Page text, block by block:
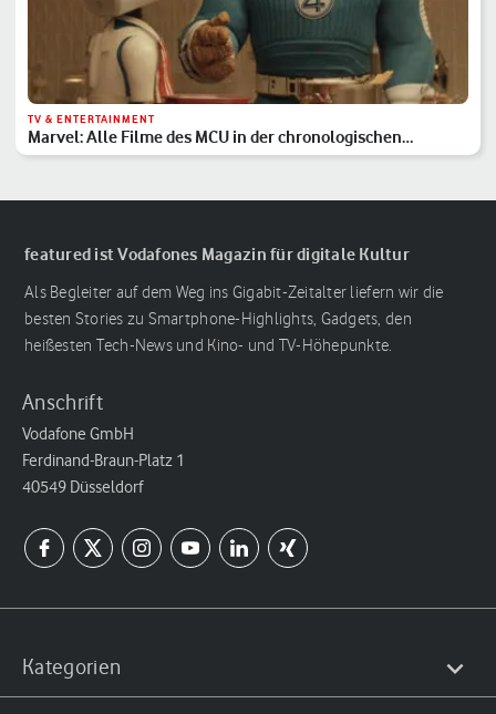
TV & ENTERTAINMENT
Marvel: Alle Filme des MCU in der chronologischen
Reihenfolge
featured ist Vodafones Magazin für digitale Kultur
Als Begleiter auf dem Weg ins Gigabit-Zeitalter liefern wir die
besten Stories zu Smartphone-Highlights, Gadgets, den
heißesten Tech-News und Kino- und TV-Höhepunkte.
Anschrift
Vodafone GmbH
Ferdinand-Braun-Platz 1
40549 Düsseldorf
Kategorien